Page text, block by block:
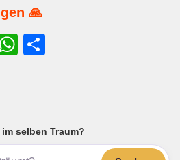
🙏
T
W
A
p
selben Traum?